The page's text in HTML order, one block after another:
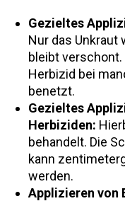
Gezieltes
Nur das Unkraut
bleibt
Herbizid bei
benetzt.
Gezieltes
Herbiziden:
behandelt. Die
kann
werden.
Applizieren von